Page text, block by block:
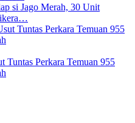
si Jago Merah, 30 Unit
Perkara Temuan 955